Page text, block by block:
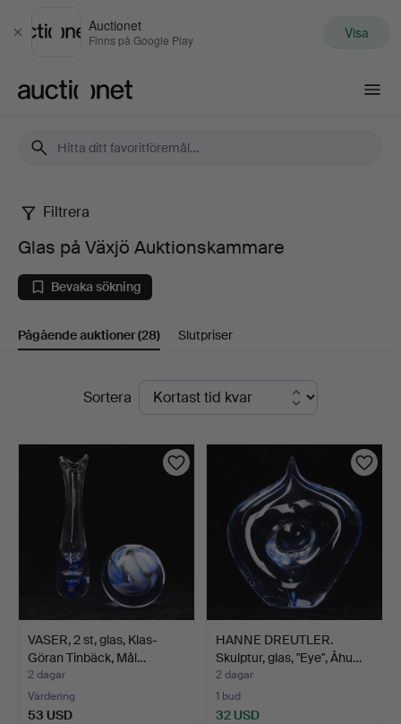
Stäng
Auctionet
Finns på Google Play Visa
Glas
på
Växjö
Auktionskammare
Filtrera
Glas på Växjö Auktionskammare
Bevaka sökning
Pågående auktioner(28) Slutpriser
PågåendeSortera
VASER, 2 st, glas, Klas-
Göran Tinbäck, Mål…
2 dagar
Värdering
53 USD
HANNE DREUTLER.
Skulptur, glas, "Eye", Åhu…
2 dagar
1 bud
32 USD